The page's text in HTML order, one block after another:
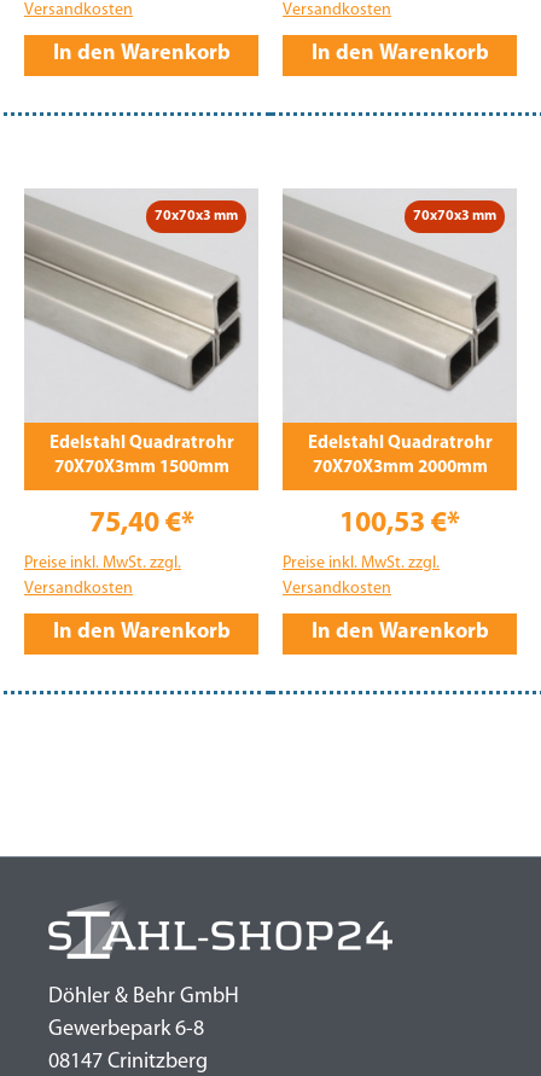
Versandkosten
In den Warenkorb
Versandkosten
In den Warenkorb
70x70x3 mm
Edelstahl Quadratrohr
70X70X3mm 1500mm
75,40 €*
Preise inkl. MwSt. zzgl.
Versandkosten
In den Warenkorb
70x70x3 mm
Edelstahl Quadratrohr
70X70X3mm 2000mm
100,53 €*
Preise inkl. MwSt. zzgl.
Versandkosten
In den Warenkorb
Döhler & Behr GmbH
Gewerbepark 6-8
08147 Crinitzberg